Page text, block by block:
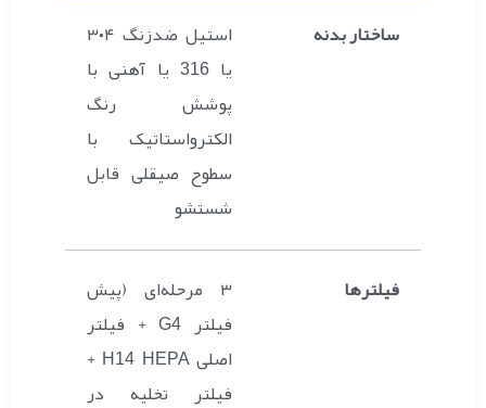
ساختار بدنه
استیل ضدزنگ ۳۰۴
یا 316 یا آهنی با
پوشش رنگ
الکترواستاتیک با
سطوح صیقلی قابل
شستشو
فیلترها
۳ مرحله‌ای (پیش
فیلتر G4 + فیلتر
اصلی H14 HEPA +
فیلتر تخلیه در